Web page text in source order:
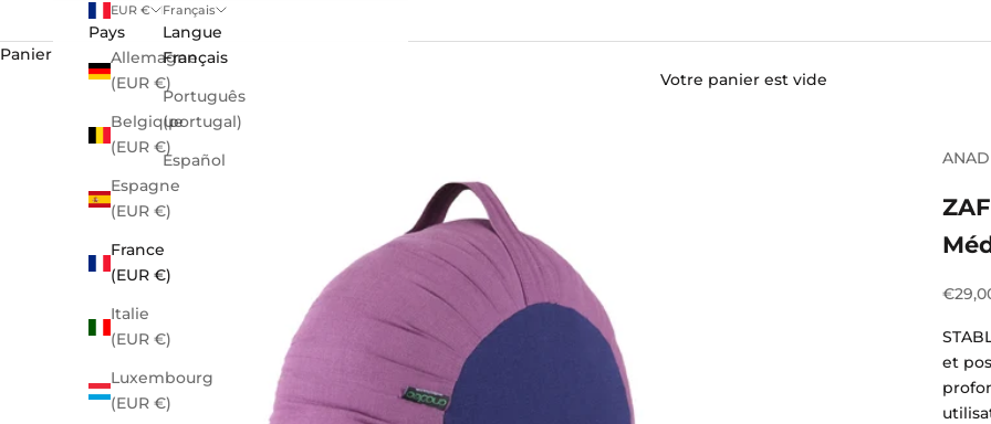
EUR €
Pays
Allemagne
(EUR €)
Belgique
(EUR €)
Espagne
(EUR €)
France
(EUR €)
Italie
(EUR €)
Luxembourg
(EUR €)
Français
Langue
Français
Português
(portugal)
Español
Panier
Votre panier est vide
Prix
et